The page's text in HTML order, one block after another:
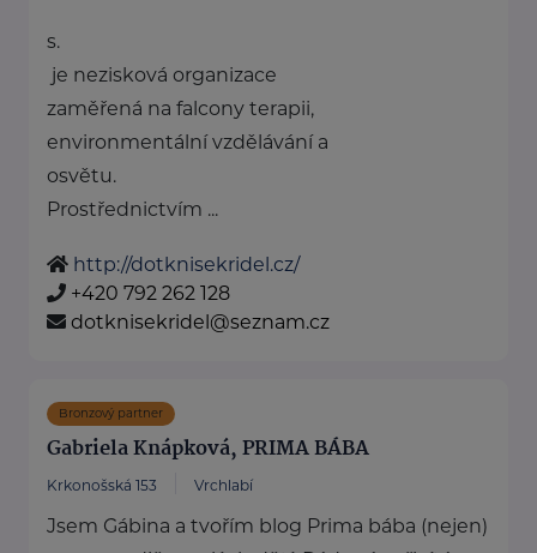
s.
je nezisková organizace
zaměřená na falcony terapii,
environmentální vzdělávání a
osvětu.
Prostřednictvím ...
http://dotknisekridel.cz/
+420 792 262 128
dotknisekridel@seznam.cz
Bronzový partner
Gabriela Knápková, PRIMA BÁBA
Krkonošská 153 Vrchlabí
Jsem Gábina a tvořím blog Prima bába (nejen)